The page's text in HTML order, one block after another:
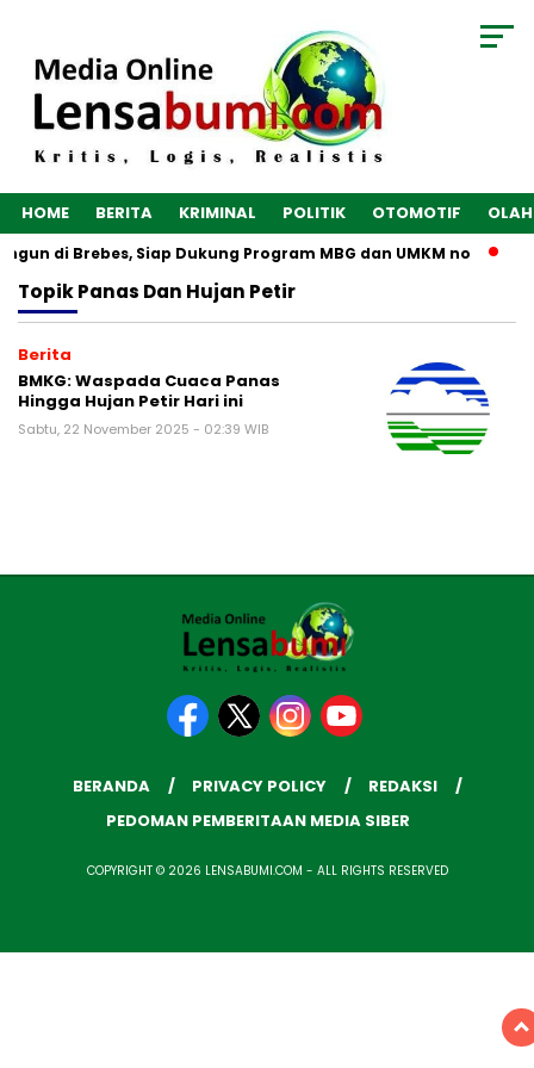
HOME BERITA KRIMINAL POLITIK OTOMOTIF
di Brebes, Siap Dukung Program MBG dan UMKM no
TopikPanas Dan Hujan Petir
Berita
BMKG: Waspada Cuaca Panas
Hingga Hujan Petir Hari ini
Sabtu, 22 November 2025 - 02:39 WIB
BERANDA PRIVACY POLICY
REDAKSI
PEDOMAN PEMBERITAAN MEDIA SIBER
COPYRIGHT © 2026 LENSABUMI.COM - ALL RIGHTS RESERVED